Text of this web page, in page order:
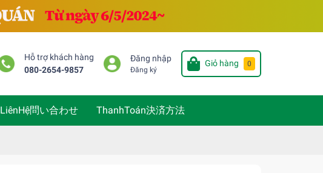
Hỗ trợ khách hàng
080-2654-9857
Đăng nhập
Đăng ký
Giỏ hàng 0
LiênHệ問い合わせ ThanhToán決済方法